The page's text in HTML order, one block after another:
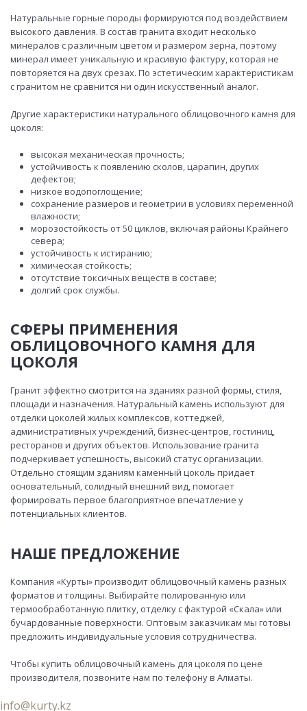
Натуральные горные породы формируются под воздействием
высокого давления. В состав гранита входит несколько
минералов с различным цветом и размером зерна, поэтому
минерал имеет уникальную и красивую фактуру, которая не
повторяется на двух срезах. По эстетическим характеристикам
с гранитом не сравнится ни один искусственный аналог.
Другие характеристики натурального облицовочного камня для
цоколя:
высокая механическая прочность;
устойчивость к появлению сколов, царапин, других
дефектов;
низкое водопоглощение;
сохранение размеров и геометрии в условиях переменной
влажности;
морозостойкость от 50 циклов, включая районы Крайнего
севера;
устойчивость к истиранию;
химическая стойкость;
отсутствие токсичных веществ в составе;
долгий срок службы.
СФЕРЫ ПРИМЕНЕНИЯ
ОБЛИЦОВОЧНОГО КАМНЯ ДЛЯ
ЦОКОЛЯ
Гранит эффектно смотрится на зданиях разной формы, стиля,
площади и назначения. Натуральный камень используют для
отделки цоколей жилых комплексов, коттеджей,
административных учреждений, бизнес-центров, гостиниц,
ресторанов и других объектов. Использование гранита
подчеркивает успешность, высокий статус организации.
Отдельно стоящим зданиям каменный цоколь придает
основательный, солидный внешний вид, помогает
формировать первое благоприятное впечатление у
потенциальных клиентов.
НАШЕ ПРЕДЛОЖЕНИЕ
Компания «Курты» производит облицовочный камень разных
форматов и толщины. Выбирайте полированную или
термообработанную плитку, отделку с фактурой «Скала» или
бучардованные поверхности. Оптовым заказчикам мы готовы
предложить индивидуальные условия сотрудничества.
Чтобы купить облицовочный камень для цоколя по цене
производителя, позвоните нам по телефону в Алматы.
info@kurty.kz